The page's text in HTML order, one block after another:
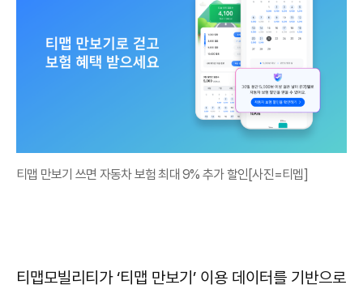
티맵 만보기 쓰면 자동차 보험 최대 9% 추가 할인[사진=티멥]
티맵모빌리티가 ‘티맵 만보기’ 이용 데이터를 기반으로